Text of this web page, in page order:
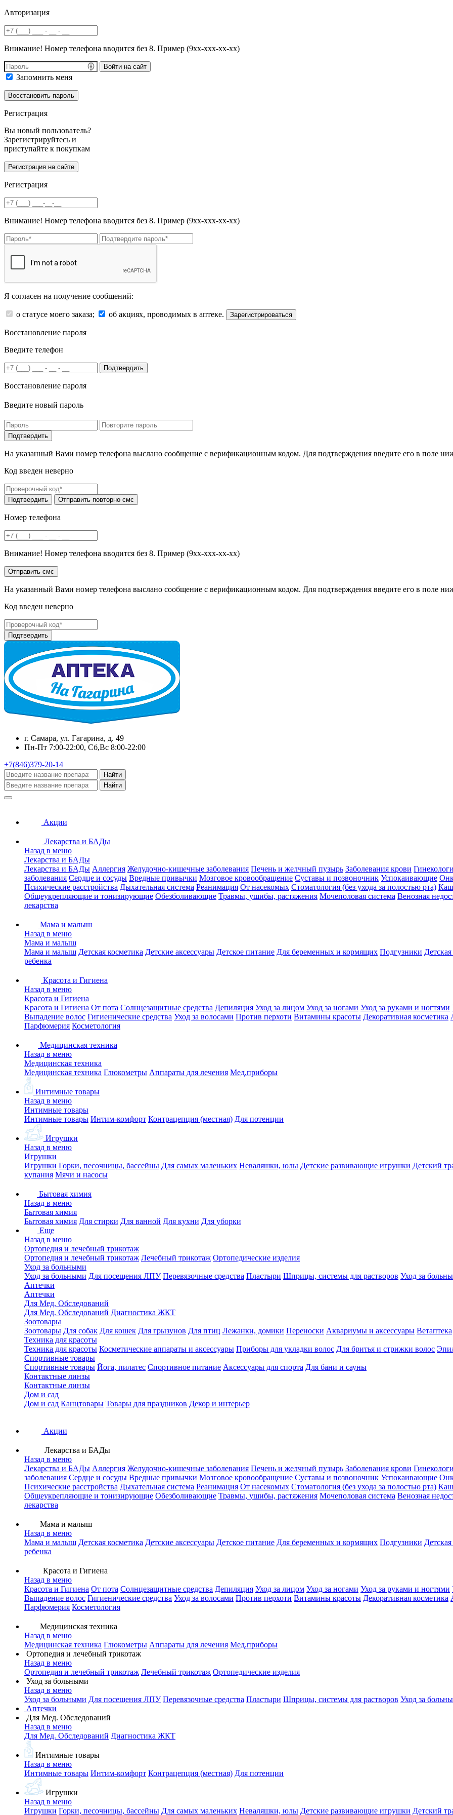
Авторизация
Внимание! Номер телефона вводится без 8. Пример (9хх-ххх-хх-хх)
Войти на сайт
Запомнить меня
Регистрация
Вы новый пользователь?
Зарегистрируйтесь и
приступайте к покупкам
Регистрация
Внимание! Номер телефона вводится без 8. Пример (9хх-ххх-хх-хх)
Я согласен на получение сообщений:
о статусе моего заказа; об акциях, проводимых в аптеке. Зарегистрироваться
Восстановление пароля
Введите телефон
Подтвердить
Восстановление пароля
Введите новый пароль
На указанный Вами номер телефона выслано сообщение с верификационным кодом. Для подтверждения введите его в поле
Код введен неверно
Номер телефона
Внимание! Номер телефона вводится без 8. Пример (9хх-ххх-хх-хх)
На указанный Вами номер телефона выслано сообщение с верификационным кодом. Для подтверждения введите его в поле
Код введен неверно
г. Самара, ул. Гагарина, д. 49
Пн-Пт 7:00-22:00, Сб,Вс 8:00-22:00
+7(846)379-20-14
Найти
Найти
Акции
Лекарства и БАДы
Назад в меню
Лекарства и БАДы
Лекарства и БАДы Аллергия Желудочно-кишечные заболевания Печень и желчный пузырь Заболевания крови
заболевания Сердце и сосуды Вредные привычки Мозговое кровообращение Суставы и позвоночник Успокаивающие
Психические расстройства Дыхательная система Реанимация От насекомых Стоматология (без ухода за полостью рта)
Общеукрепляющие и тонизирующие Обезболивающие Травмы, ушибы, растяжения Мочеполовая система Венозная
лекарства
Мама и малыш
Назад в меню
Мама и малыш
Мама и малыш Детская косметика Детские аксессуары Детское питание Для беременных и кормящих Подгузники
ребенка
Красота и Гигиена
Назад в меню
Красота и Гигиена
Красота и Гигиена От пота Солнцезащитные средства Депиляция Уход за лицом Уход за ногами Уход за руками и ногтями
Выпадение волос Гигиенические средства Уход за волосами Против перхоти Витамины красоты Декоративная косметика
Парфюмерия Косметология
Медицинская техника
Назад в меню
Медицинская техника
Медицинская техника Глюкометры Аппараты для лечения Мед.приборы
Интимные товары
Назад в меню
Интимные товары
Интимные товары Интим-комфорт Контрацепция (местная) Для потенции
Игрушки
Назад в меню
Игрушки
Игрушки Горки, песочницы, бассейны Для самых маленьких Неваляшки, юлы Детские развивающие игрушки Детский
купания Мячи и насосы
Бытовая химия
Назад в меню
Бытовая химия
Бытовая химия Для стирки Для ванной Для кухни Для уборки
Еще
Назад в меню
Ортопедия и лечебный трикотаж
Ортопедия и лечебный трикотаж Лечебный трикотаж Ортопедические изделия
Уход за больными
Уход за больными Для посещения ЛПУ Перевязочные средства Пластыри Шприцы, системы для растворов Уход за
Аптечки
Аптечки
Для Мед. Обследований
Для Мед. Обследований Диагностика ЖКТ
Зоотовары
Зоотовары Для собак Для кошек Для грызунов Для птиц Лежанки, домики Переноски Аквариумы и аксессуары Ветаптека
Техника для красоты
Техника для красоты Косметические аппараты и аксессуары Приборы для укладки волос Для бритья и стрижки волос
Спортивные товары
Спортивные товары Йога, пилатес Спортивное питание Аксессуары для спорта Для бани и сауны
Контактные линзы
Контактные линзы
Дом и сад
Дом и сад Канцтовары Товары для праздников Декор и интерьер
Акции
Лекарства и БАДы
Назад в меню
Лекарства и БАДы Аллергия Желудочно-кишечные заболевания Печень и желчный пузырь Заболевания крови
заболевания Сердце и сосуды Вредные привычки Мозговое кровообращение Суставы и позвоночник Успокаивающие
Психические расстройства Дыхательная система Реанимация От насекомых Стоматология (без ухода за полостью рта)
Общеукрепляющие и тонизирующие Обезболивающие Травмы, ушибы, растяжения Мочеполовая система Венозная
лекарства
Мама и малыш
Назад в меню
Мама и малыш Детская косметика Детские аксессуары Детское питание Для беременных и кормящих Подгузники
ребенка
Красота и Гигиена
Назад в меню
Красота и Гигиена От пота Солнцезащитные средства Депиляция Уход за лицом Уход за ногами Уход за руками и ногтями
Выпадение волос Гигиенические средства Уход за волосами Против перхоти Витамины красоты Декоративная косметика
Парфюмерия Косметология
Медицинская техника
Назад в меню
Медицинская техника Глюкометры Аппараты для лечения Мед.приборы
Ортопедия и лечебный трикотаж
Назад в меню
Ортопедия и лечебный трикотаж Лечебный трикотаж Ортопедические изделия
Уход за больными
Назад в меню
Уход за больными Для посещения ЛПУ Перевязочные средства Пластыри Шприцы, системы для растворов Уход за
Аптечки
Для Мед. Обследований
Назад в меню
Для Мед. Обследований Диагностика ЖКТ
Интимные товары
Назад в меню
Интимные товары Интим-комфорт Контрацепция (местная) Для потенции
Игрушки
Назад в меню
Игрушки Горки, песочницы, бассейны Для самых маленьких Неваляшки, юлы Детские развивающие игрушки Детский